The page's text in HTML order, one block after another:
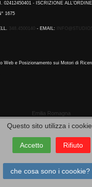
02412450401 - ISCRIZIONE
1675
348.4500140 - EMAIL:
Web e Posizionamento sui Motori di
Emilia Romagna
Questo sito utilizza i
Accetto Rifiuto
che cosa sono i coookie?